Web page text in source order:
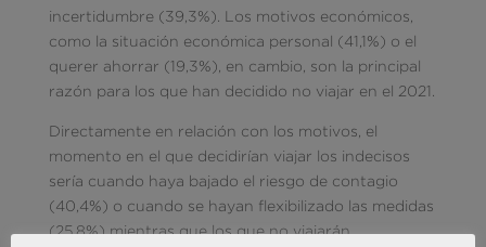
incertidumbre (39,3%). Los motivos económicos,
como la situación económica personal (41,1%) o el
querer ahorrar (19,3%), en cambio, son la principal
razón para los que han decidido no viajar en el 2021.
Directamente en relación con los motivos, el
momento en el que decidirían viajar los indecisos
sería cuando haya bajado el riesgo de contagio
(40,4%) o cuando se hayan flexibilizado las medidas
(25,8%) mientras que los que no viajarán